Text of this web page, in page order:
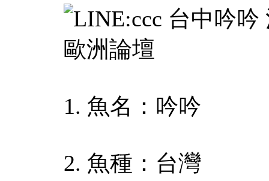
1. 魚名：吟吟
2. 魚種：台灣